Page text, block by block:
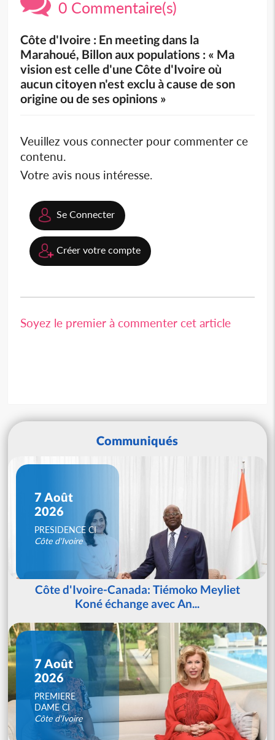
0 Commentaire(s)
Côte d'Ivoire : En meeting dans la
Marahoué, Billon aux populations : « Ma
vision est celle d'une Côte d'Ivoire où
aucun citoyen n'est exclu à cause de son
origine ou de ses opinions »
Veuillez vous connecter pour commenter ce
contenu.
Votre avis nous intéresse.
Se Connecter
Créer votre compte
Soyez le premier à commenter cet article
Communiqués
7 Août
2026
PRESIDENCE CI
Côte d'Ivoire
Côte d'Ivoire-Canada: Tiémoko Meyliet
Koné échange avec An...
7 Août
2026
PREMIERE
DAME CI
Côte d'Ivoire